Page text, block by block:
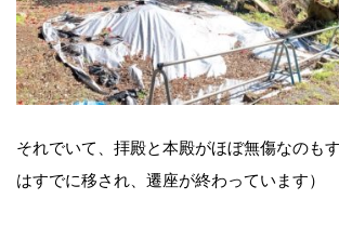
それでいて、拝殿と本殿がほぼ無傷なのも
はすでに移され、遷座が終わっています）